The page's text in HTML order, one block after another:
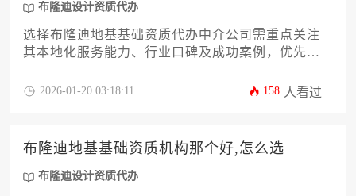
布隆迪设计资质代办
选择布隆迪地基基础资质代办中介公司需重点关注
其本地化服务能力、行业口碑及成功案例，优先选
的专业机构，并通过多维度对比评估其服务可靠性
2026-01-20 03:18:11 158 人看过
布隆迪地基基础资质机构那个好,怎么选
布隆迪设计资质代办